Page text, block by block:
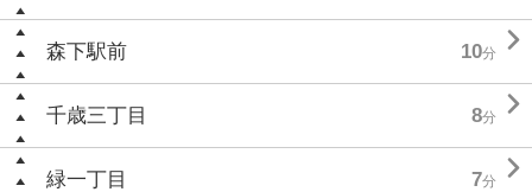
森下駅前 10分 
千歳三丁目 8分 
緑一丁目 7分 